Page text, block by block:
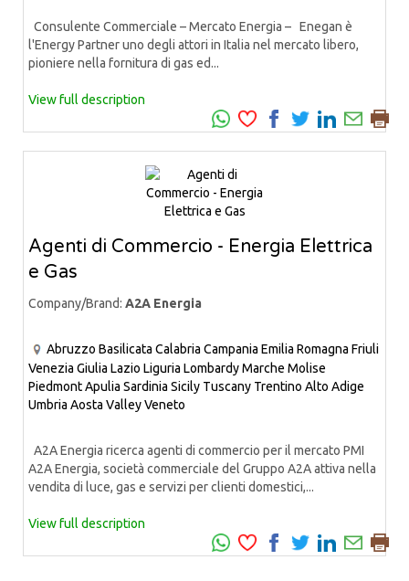
Consulente Commerciale – Mercato Energia – Enegan è
l'Energy Partner uno degli attori in Italia nel mercato libero,
pioniere nella fornitura di gas ed...
View full description
Agenti di Commercio - Energia Elettrica
e Gas
Company/Brand: A2A Energia
Abruzzo Basilicata Calabria Campania Emilia Romagna Friuli
Venezia Giulia Lazio Liguria LombardyMarche Molise
PiedmontApulia Sardinia Sicily Tuscany Trentino Alto Adige
Umbria Aosta ValleyVeneto
A2A Energia ricerca agenti di commercio per il mercato PMI
A2A Energia, società commerciale del Gruppo A2A attiva nella
vendita di luce, gas e servizi per clienti domestici,...
View full description